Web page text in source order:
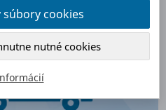
súbory cookies
nutné cookies